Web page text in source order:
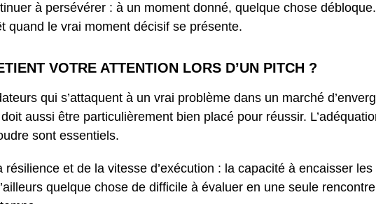
à persévérer : à un moment donné, quelque chose
quand le vrai moment décisif se présente.
VOTRE ATTENTION LORS D’UN PITCH ?
qui s’attaquent à un vrai problème dans un marché
aussi être particulièrement bien placé pour réussir.
sont essentiels.
résilience et de la vitesse d’exécution : la capacité à encaisser
quelque chose de difficile à évaluer en une seule